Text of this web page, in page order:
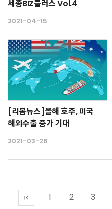
세종BIZ플러스 Vol.4
2021-04-15
[리봄뉴스]올해 호주, 미국
해외수출 증가 기대
2021-03-26
first_page 1 2 3